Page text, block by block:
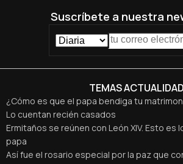
TEMAS ACTUALIDAD
¿Cómo es que el papa bendiga tu
Lo cuentan recién casados
Ermitaños se reúnen con León XIV. Esto es
papa
Así fue el rosario especial por la paz que
Suscríbete a nuestra